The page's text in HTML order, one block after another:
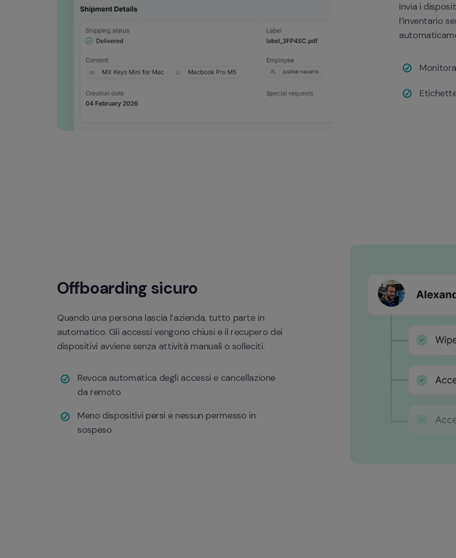
Invia i
l’inventario
Offboarding sicuro
Quando una persona lascia l’azienda, tutto parte in
automatico. Gli accessi vengono chiusi e il recupero dei
dispositivi avviene senza attività manuali o solleciti.
Revoca automatica degli accessi e cancellazione
da remoto
Meno dispositivi persi e nessun permesso in
sospeso